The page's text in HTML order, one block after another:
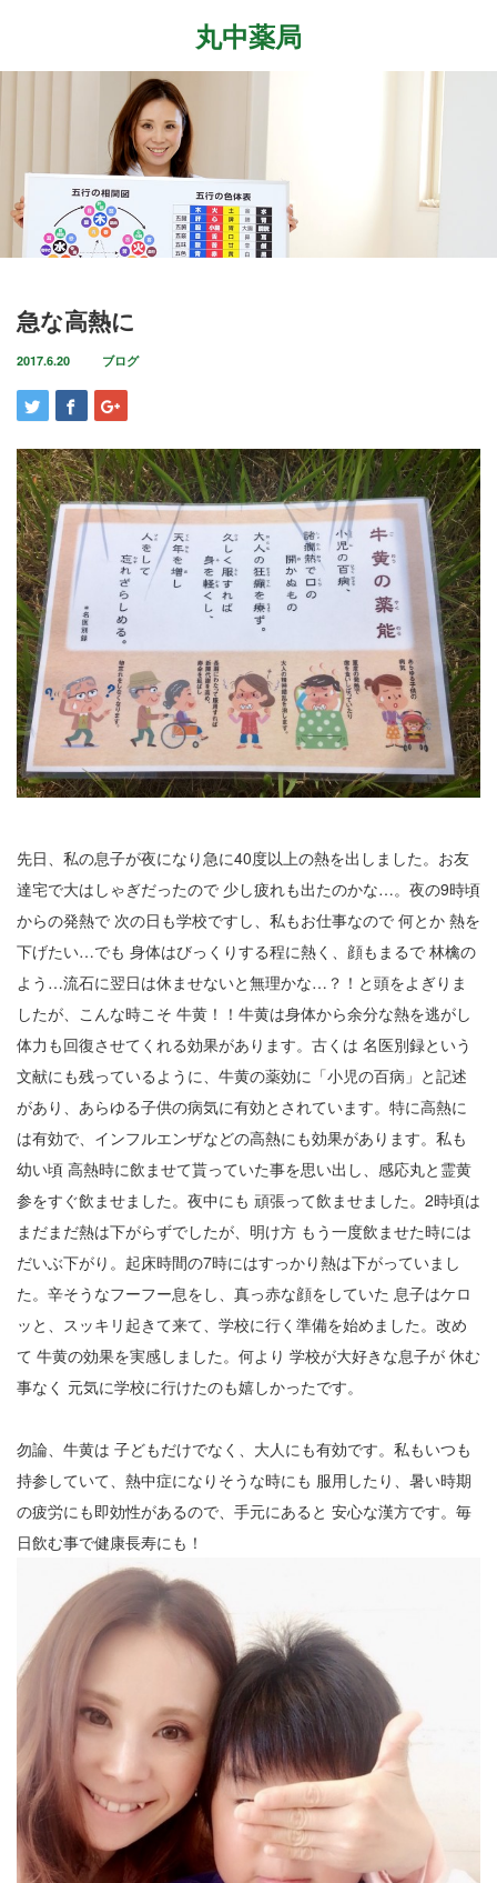
丸中薬局
急な高熱に
2017.6.20 ブログ
先日、私の息子が夜になり急に40度以上の熱を出しました。お友
達宅で大はしゃぎだったので 少し疲れも出たのかな…。夜の9時頃
からの発熱で 次の日も学校ですし、私もお仕事なので 何とか 熱を
下げたい…でも 身体はびっくりする程に熱く、顔もまるで 林檎の
よう…流石に翌日は休ませないと無理かな…？！と頭をよぎりま
したが、こんな時こそ 牛黄！！牛黄は身体から余分な熱を逃がし
体力も回復させてくれる効果があります。古くは 名医別録という
文献にも残っているように、牛黄の薬効に「小児の百病」と記述
があり、あらゆる子供の病気に有効とされています。特に高熱に
は有効で、インフルエンザなどの高熱にも効果があります。私も
幼い頃 高熱時に飲ませて貰っていた事を思い出し、感応丸と霊黄
参をすぐ飲ませました。夜中にも 頑張って飲ませました。2時頃は
まだまだ熱は下がらずでしたが、明け方 もう一度飲ませた時には
だいぶ下がり。起床時間の7時にはすっかり熱は下がっていまし
た。辛そうなフーフー息をし、真っ赤な顔をしていた 息子はケロ
ッと、スッキリ起きて来て、学校に行く準備を始めました。改め
て 牛黄の効果を実感しました。何より 学校が大好きな息子が 休む
事なく 元気に学校に行けたのも嬉しかったです。
勿論、牛黄は 子どもだけでなく、大人にも有効です。私もいつも
持参していて、熱中症になりそうな時にも 服用したり、暑い時期
の疲労にも即効性があるので、手元にあると 安心な漢方です。毎
日飲む事で健康長寿にも！
症状改善事例
取扱商品
ブログ
店舗案内
お問い合わせ
最近の記事
2026.7.27
2026.4.14
公園で拾った椿を綺麗に並べて飾りました。春
の訪れの心地良い気候と、花冷えの寒さが交差
するような中、この時期としては記録的…
2026.2.27
3月の声が聞こえるとすっかり春らしくな
り、明石公園の梅の花も満開で、寒い冬がよう
やく終わりを迎えて穏やかな日が訪れるよ…
2025.12.28
今年もあと数日になりましたね。歳を重ねると一年が過ぎるのが
本当に早く感じますが、忙しい日々が本当に有り難く思います。
分刻…
2026年8月
月 火 水 木 金 土 日
2
3
4
5
6
8
9
11
13
15
17
18
20